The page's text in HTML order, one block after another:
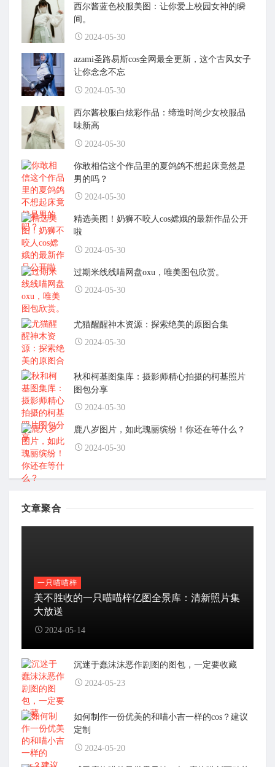
西尔酱蓝色校服美图：让你爱上校园女神的瞬
间。
2024-05-30
azami圣路易斯cos全网最全更新，这个古风女子
让你念念不忘
2024-05-30
西尔酱校服白炫彩作品：缔造时尚少女校服品
味新高
2024-05-30
你敢相信这个作品里的夏鸽鸽不想起床竟然是
男的吗？
2024-05-30
精选美图！奶狮不咬人cos嫦娥的最新作品公开
啦
2024-05-30
过期米线线喵网盘oxu，唯美图包欣赏。
2024-05-30
尤猫醒醒神木资源：探索绝美的原图合集
2024-05-30
秋和柯基图集库：摄影师精心拍摄的柯基照片
图包分享
2024-05-30
鹿八岁图片，如此瑰丽缤纷！你还在等什么？
2024-05-30
文章聚合
一只喵喵梓
美不胜收的一只喵喵梓亿图全景库：清新照片集
大放送
2024-05-14
沉迷于蠢沫沫恶作剧图的图包，一定要收藏
2024-05-23
如何制作一份优美的和喵小吉一样的cos？建议
定制
2024-05-20